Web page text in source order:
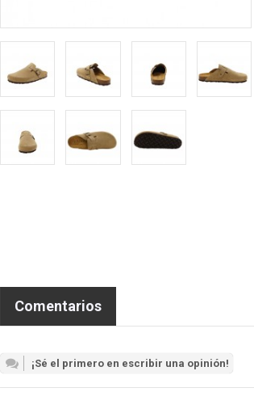
Comentarios
¡Sé el primero en escribir una opinión!